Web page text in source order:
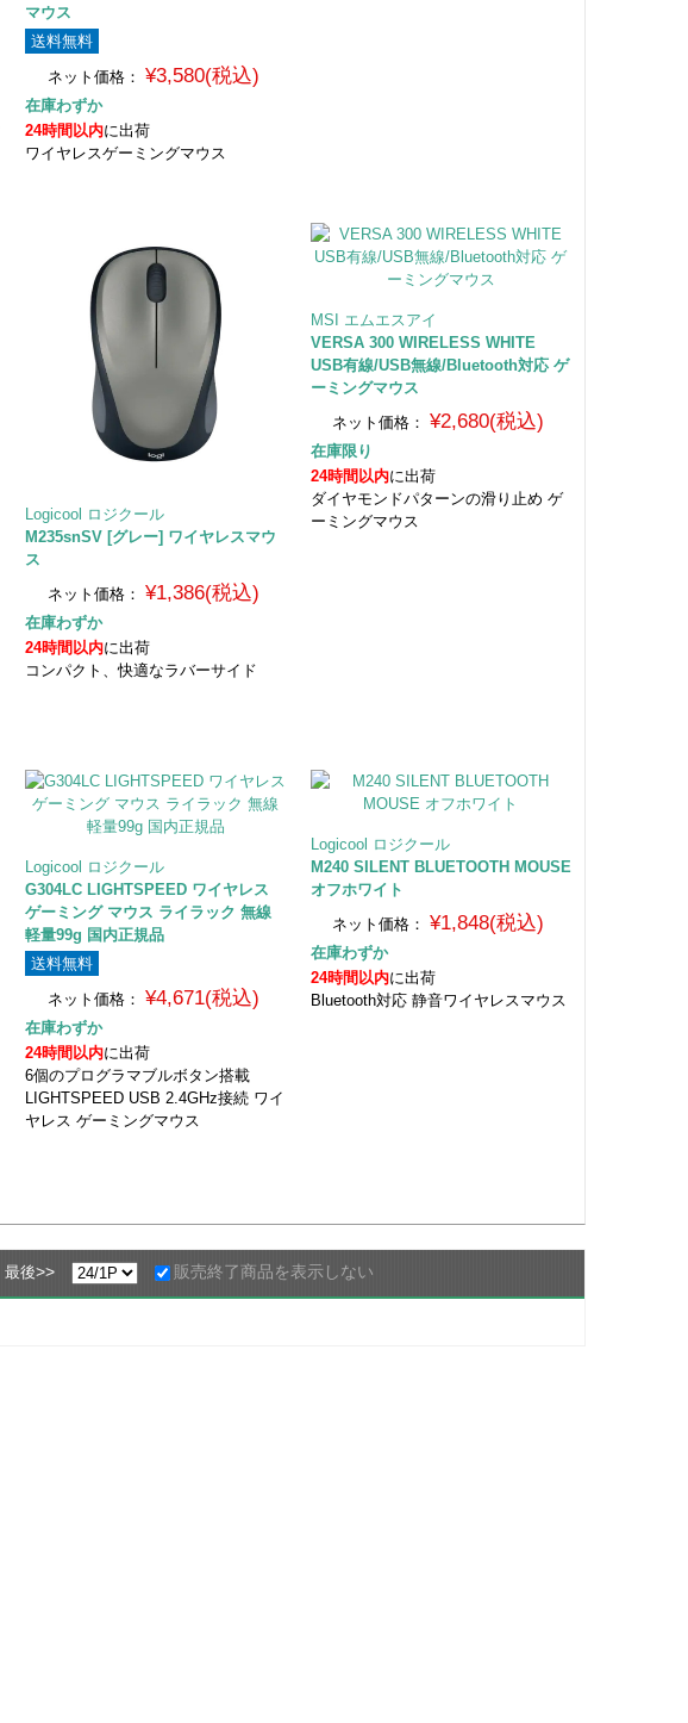
マウス
送料無料
ネット価格：
¥3,580(税込)
在庫わずか
24時間以内に出荷
ワイヤレスゲーミングマウス
Logicool ロジクール
M235snSV [グレー] ワイヤレスマウ
ス
ネット価格：
¥1,386(税込)
在庫わずか
24時間以内に出荷
コンパクト、快適なラバーサイド
MSI エムエスアイ
VERSA 300 WIRELESS WHITE
USB有線/USB無線/Bluetooth対応 ゲ
ーミングマウス
ネット価格：
¥2,680(税込)
在庫限り
24時間以内に出荷
ダイヤモンドパターンの滑り止め ゲ
ーミングマウス
Logicool ロジクール
G304LC LIGHTSPEED ワイヤレス
ゲーミング マウス ライラック 無線
軽量99g 国内正規品
送料無料
ネット価格：
¥4,671(税込)
在庫わずか
24時間以内に出荷
6個のプログラマブルボタン搭載
LIGHTSPEED USB 2.4GHz接続 ワイ
ヤレス ゲーミングマウス
Logicool ロジクール
M240 SILENT BLUETOOTH MOUSE
オフホワイト
ネット価格：
¥1,848(税込)
在庫わずか
24時間以内に出荷
Bluetooth対応 静音ワイヤレスマウス
最後>> 販売終了商品を表示しない